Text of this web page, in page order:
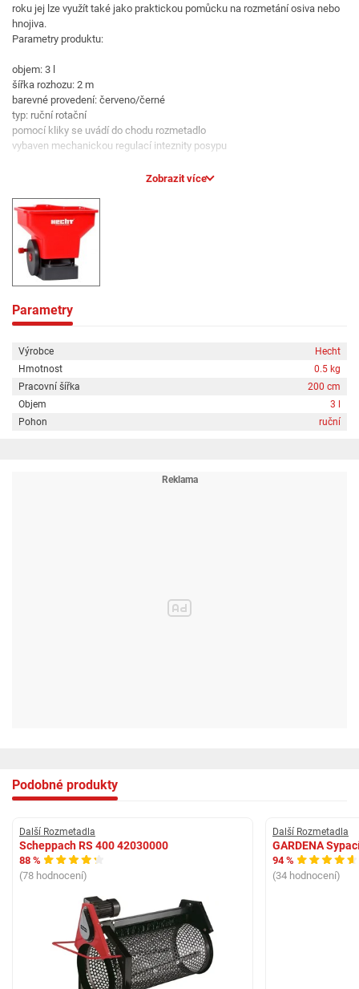
roku jej lze využít také jako praktickou pomůcku na rozmetání osiva nebo
hnojiva.
Parametry produktu:
objem: 3 l
šířka rozhozu: 2 m
barevné provedení: červeno/černé
typ: ruční rotační
pomocí kliky se uvádí do chodu rozmetadlo
vybaven mechanickou regulací inteznity posypu
Výhodou tohoto ručního rozmetače posypu je bezpochyby nízká hmotnost,
pomocníkem nejen v zimním období, ale také mimo zimní sezónu, kdy vám
usnadní setí nebo hnojení zahrádky.
Zobrazit více
Parametry
Výrobce
Hecht
Hmotnost
0.5 kg
Pracovní šířka
200 cm
Objem
3 l
Pohon
ruční
Podobné produkty
Další Rozmetadla
Scheppach RS 400 42030000
88 %
(78 hodnocení)
Další Rozmetadla
GARDENA
94 %
(34 hodnocení)